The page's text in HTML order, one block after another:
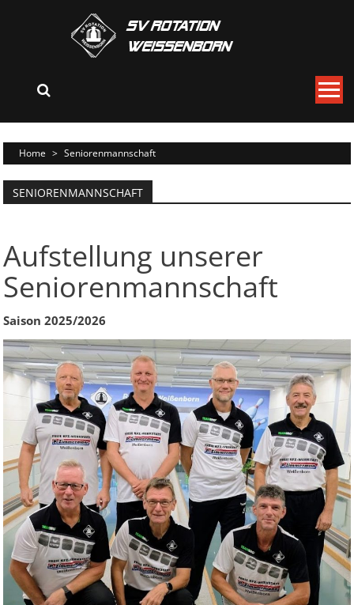
Home > Seniorenmannschaft
SENIORENMANNSCHAFT
Aufstellung unserer
Seniorenmannschaft
Saison 2025/2026